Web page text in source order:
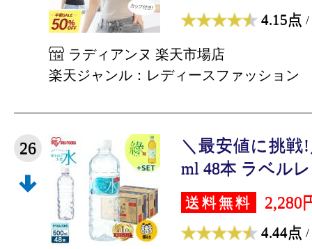
4.15点 /
ラディアンヌ 楽天市場店
楽天ジャンル：レディースファッション
26
＼最安値に挑戦
ml 48本 ラベル
送料無料 2,280
4.44点 /